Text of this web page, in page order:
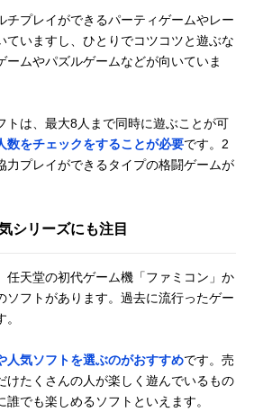
チプレイができるパーティゲームやレー
ていますし、ひとりでコツコツと遊ぶな
ームやパズルゲームなどが向いていま
トは、最大8人まで同時に遊ぶことが可
数をチェックをすることが必要です。2
力プレイができるタイプの格闘ゲームが
シリーズにも注目
任天堂の初代ゲーム機「ファミコン」か
ソフトがあります。過去に流行ったゲー
人気ソフトを選ぶのがおすすめです。売
けたくさんの人が楽しく遊んでいるもの
でも楽しめるソフトといえます。